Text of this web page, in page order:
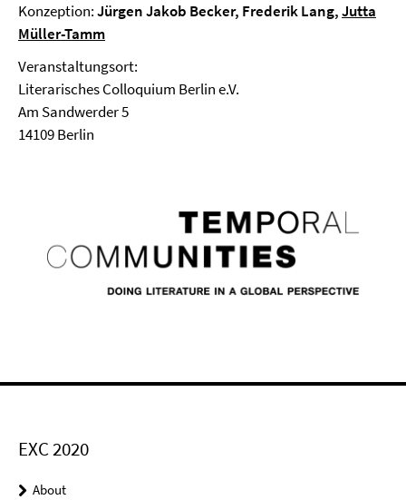
Konzeption:Jürgen Jakob Becker, Frederik Lang,Jutta
Müller-Tamm
Veranstaltungsort:
Literarisches Colloquium Berlin e.V.
Am Sandwerder 5
14109 Berlin
EXC 2020
About